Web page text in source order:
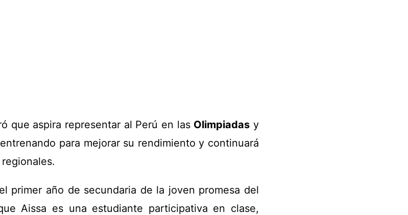
que aspira representar al Perú en las Olimpiadas y
para mejorar su rendimiento y continuará
primer año de secundaria de la joven promesa del
Aissa es una estudiante participativa en clase,